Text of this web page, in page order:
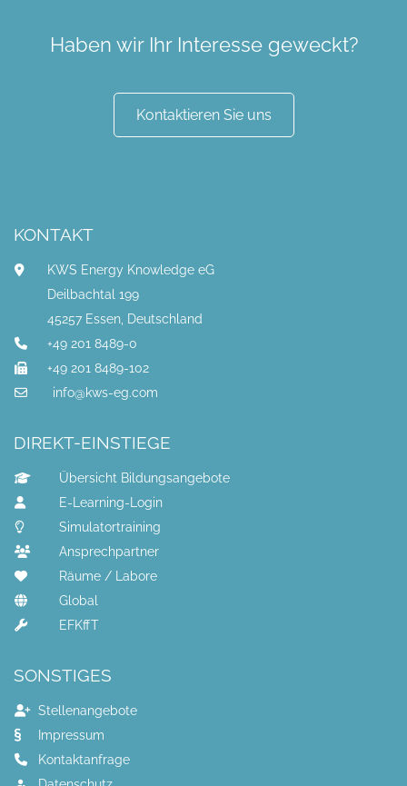
Haben wir Ihr Interesse geweckt?
Kontaktieren Sie uns
KONTAKT
KWS Energy Knowledge eG
Deilbachtal 199
45257 Essen, Deutschland
+49 201 8489-0
+49 201 8489-102
info@kws-eg.com
DIREKT-EINSTIEGE
Übersicht Bildungsangebote
E-Learning-Login
Simulatortraining
Ansprechpartner
Räume / Labore
Global
EFKffT
SONSTIGES
Stellenangebote
Impressum
Kontaktanfrage